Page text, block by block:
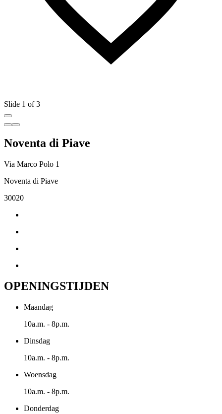
Slide 1 of 3
Noventa di Piave
Via Marco Polo 1
Noventa di Piave
30020
OPENINGSTIJDEN
Maandag
10a.m. - 8p.m.
Dinsdag
10a.m. - 8p.m.
Woensdag
10a.m. - 8p.m.
Donderdag